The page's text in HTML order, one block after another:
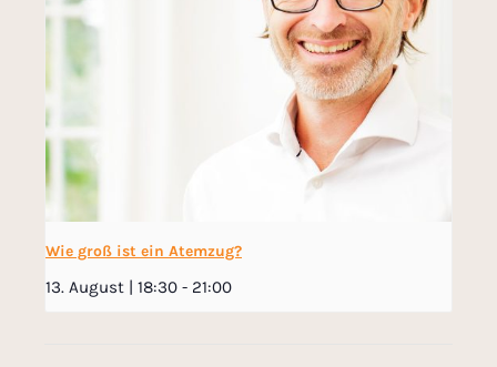
Wie groß ist ein Atemzug?
13. August | 18:30 - 21:00